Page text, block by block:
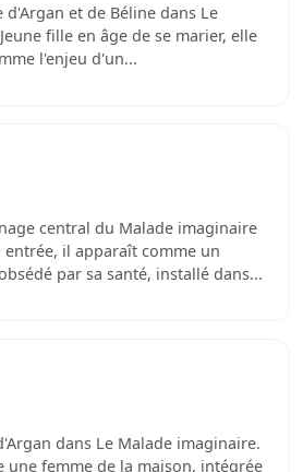
et de Béline dans Le
fille en âge de se marier, elle
l'enjeu d'un...
central du Malade imaginaire
il apparaît comme un
par sa santé, installé dans...
dans Le Malade imaginaire.
une femme de la maison, intégrée